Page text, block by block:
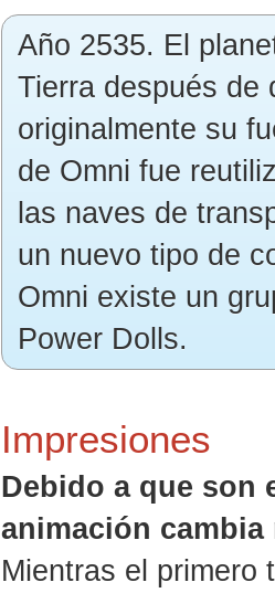
Año 2535. El
Tierra después de
originalmente su
de Omni fue
las naves de
un nuevo tipo de
Omni existe un
Power Dolls.
Impresiones
Debido a que son
animación cambia
Mientras el primero